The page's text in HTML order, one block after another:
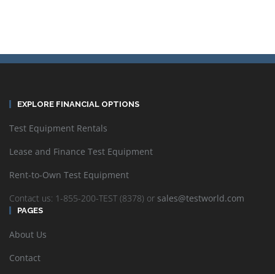
EXPLORE FINANCIAL OPTIONS
Test Equipment Rentals
Lease and Finance Test Equipment
Rent-to-Own Test Equipment
Contact us: 1-855-200-TEST (8378) or sales@testworld.com
PAGES
About Us
Contact